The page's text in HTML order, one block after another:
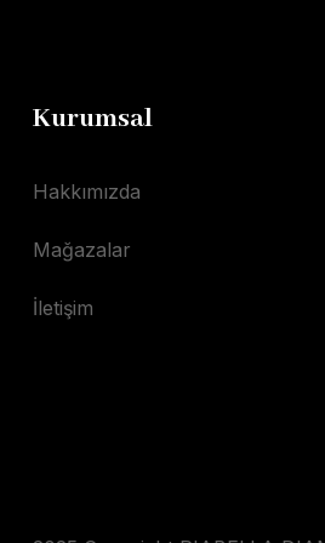
Kurumsal
Hakkımızda
Mağazalar
İletişim